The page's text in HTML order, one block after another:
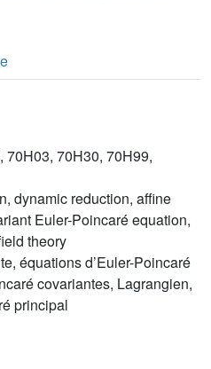
70H03, 70H30, 70H99,
dynamic reduction, affine
Euler-Poincaré equation,
theory
équations d’Euler-Poincaré
covariantes, Lagrangien,
principal